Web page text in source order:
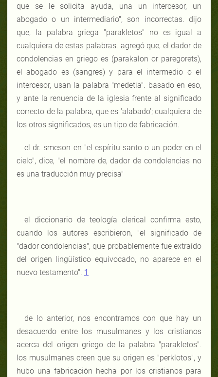
que se le solicita ayuda, una un intercesor, un
abogado o un intermediario", son incorrectas. dijo
que, la palabra griega "parakletos" no es igual a
cualquiera de estas palabras. agregó que, el dador de
condolencias en griego es (parakalon or paregorets),
el abogado es (sangres) y para el intermedio o el
intercesor, usan la palabra "medetia". basado en eso,
y ante la renuencia de la iglesia frente al significado
correcto de la palabra, que es 'alabado'; cualquiera de
los otros significados, es un tipo de fabricación.
el dr. smeson en "el espíritu santo o un poder en el
cielo", dice, "el nombre de, dador de condolencias no
es una traducción muy precisa"
el diccionario de teología clerical confirma esto,
cuando los autores escribieron, "el significado de
"dador condolencias", que probablemente fue extraído
del origen lingüístico equivocado, no aparece en el
nuevo testamento". 1
de lo anterior, nos encontramos con que hay un
desacuerdo entre los musulmanes y los cristianos
acerca del origen griego de la palabra "parakletos".
los musulmanes creen que su origen es "perklotos", y
hubo una fabricación hecha por los cristianos para